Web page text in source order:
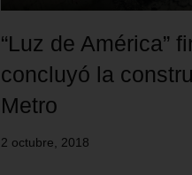
“Luz de América”
concluyó la
Metro
2 octubre, 2018